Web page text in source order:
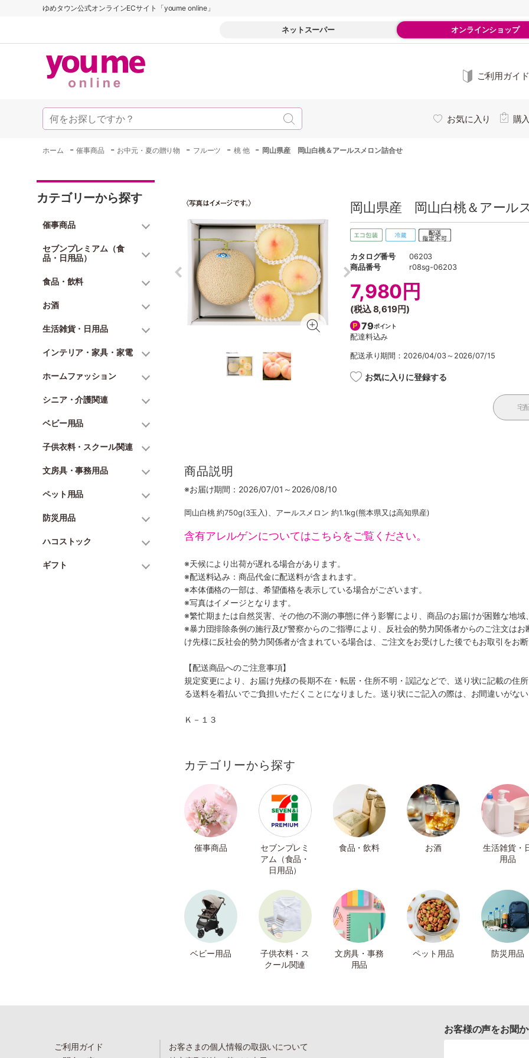
ゆめタウン公式オンラインECサイト「youme online」
ネットスーパー オンラインショップ
ご利用ガイド
お気に入り 購
ホーム -催事商品 - お中元・夏の贈り物 - フルーツ - 桃 他 - 岡山県産 岡山白桃＆アールスメロン詰合せ
カテゴリーから探す
催事商品
セブンプレミアム（食
品・日用品）
食品・飲料
お酒
生活雑貨・日用品
インテリア・家具・家電
ホームファッション
シニア・介護関連
ベビー用品
子供衣料・スクール関連
文房具・事務用品
ペット用品
防災用品
ハコストック
ギフト
岡山県産 岡山白桃＆アール
カタログ番号
06203
商品番号
r08sg-06203
7,980円
(税込8,619円)
79ポイント
配達料込み
配送承り期間：2026/04/03～2026/07/15
お気に入りに登録する
宅
商品説明
※お届け期間：2026/07/01～2026/08/10
岡山白桃 約750g(3玉入)、アールスメロン 約1.1kg(熊本県又は高知県産)
含有アレルゲンについてはこちらをご覧ください。
※天候により出荷が遅れる場合があります。
※配送料込み：商品代金に配送料が含まれます。
※本体価格の一部は、希望価格を表示している場合がございます。
※写真はイメージとなります。
※繁忙期または自然災害、その他の不測の事態に伴う影響により、商品のお届けが困難な地域
※暴力団排除条例の施行及び警察からのご指導により、反社会的勢力関係者からのご注文は
け先様に反社会的勢力関係者が含まれている場合は、ご注文をお受けした後でもお取引をお
【配送商品へのご注意事項】
規定変更により、お届け先様の長期不在・転居・住所不明・誤記などで、送り状に記載の住
る送料を着払いでご負担いただくことになりました。送り状にご記入の際は、お間違いがな
Ｋ－１３
カテゴリーから探す
催事商品
セブンプレミ
アム（食品・
日用品）
食品・飲料 お酒
生活雑貨・
用品
ベビー用品
子供衣料・ス
クール関連
文房具・事務
用品
ペット用品 防災用品
ご利用ガイド
お客さまの個人情報の取扱いについて
お客様の声をお聞